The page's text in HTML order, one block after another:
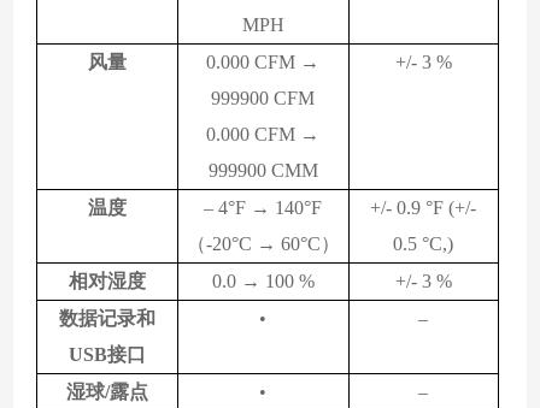
MPH
风量
0.000 CFM →
999900 CFM
0.000 CFM →
999900 CMM
+/- 3 %
温度
– 4°F → 140°F
（-20°C → 60°C）
+/- 0.9 °F (+/-
0.5 °C,)
相对湿度
0.0 → 100 %
+/- 3 %
数据记录和
USB接口
• –
湿球/露点 •
–